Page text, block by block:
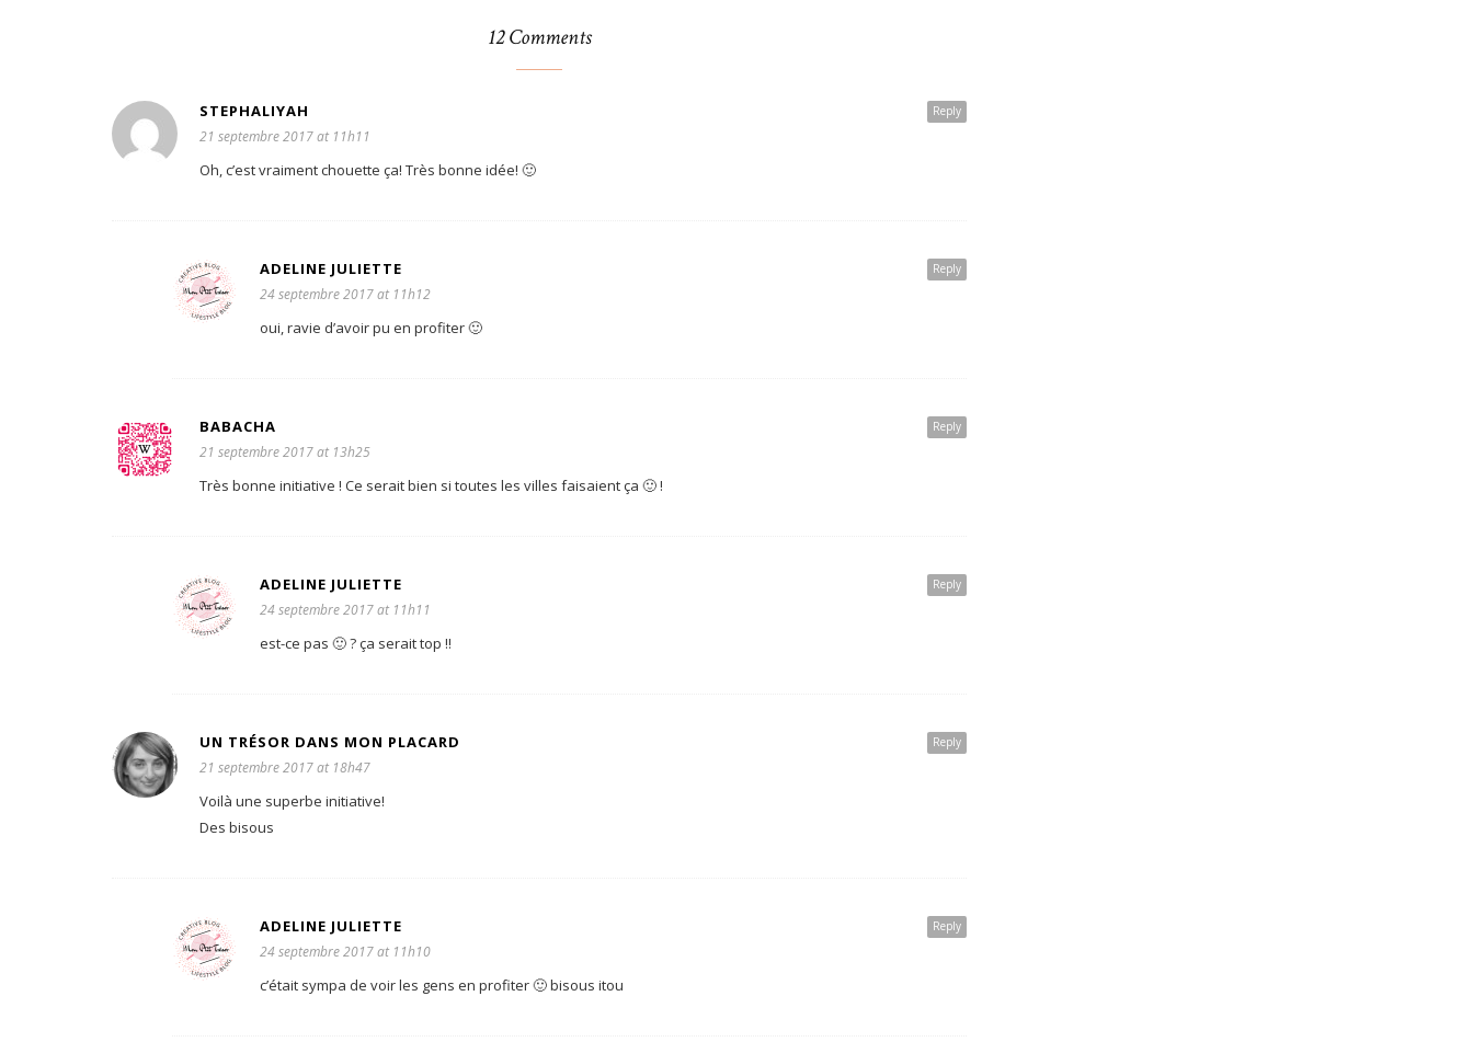
12 Comments
Reply
STEPHALIYAH
21 septembre 2017 at 11h11
Oh, c’est vraiment chouette ça! Très bonne idée! 🙂
Reply
ADELINE JULIETTE
24 septembre 2017 at 11h12
oui, ravie d’avoir pu en profiter 🙂
Reply
BABACHA
21 septembre 2017 at 13h25
Très bonne initiative ! Ce serait bien si toutes les villes faisaient ça 🙂 !
Reply
ADELINE JULIETTE
24 septembre 2017 at 11h11
est-ce pas 🙂 ? ça serait top !!
Reply
UN TRÉSOR DANS MON PLACARD
21 septembre 2017 at 18h47
Voilà une superbe initiative!
Des bisous
Reply
ADELINE JULIETTE
24 septembre 2017 at 11h10
c’était sympa de voir les gens en profiter 🙂 bisous itou